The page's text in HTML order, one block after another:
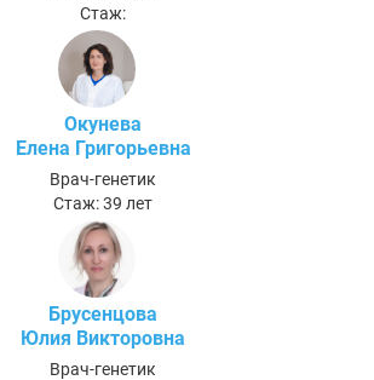
Стаж:
Окунева
Елена Григорьевна
Врач-генетик
Стаж: 39 лет
Брусенцова
Юлия Викторовна
Врач-генетик